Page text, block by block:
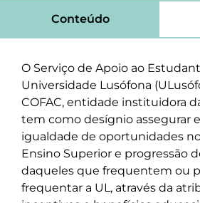
Conteúdo
O Serviço de Apoio ao
Universidade Lusófona
COFAC, entidade instituidora
tem como desígnio assegurar
igualdade de oportunidades
Ensino Superior e progressão
daqueles que frequentem ou
frequentar a UL, através da